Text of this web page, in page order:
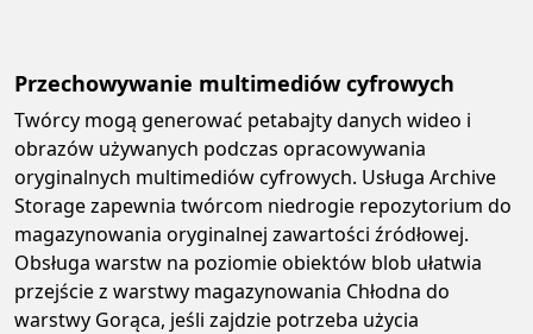
Przechowywanie multimediów cyfrowych
Twórcy mogą generować petabajty danych wideo i
obrazów używanych podczas opracowywania
oryginalnych multimediów cyfrowych. Usługa Archive
Storage zapewnia twórcom niedrogie repozytorium do
magazynowania oryginalnej zawartości źródłowej.
Obsługa warstw na poziomie obiektów blob ułatwia
przejście z warstwy magazynowania Chłodna do
warstwy Gorąca, jeśli zajdzie potrzeba użycia